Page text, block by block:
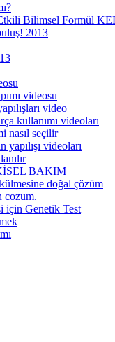
Bilimsel Formül
2013
videosu
video
kullanımı videoları
nasıl seçilir
videoları
BAKIM
doğal çözüm
cozum.
için Genetik Test